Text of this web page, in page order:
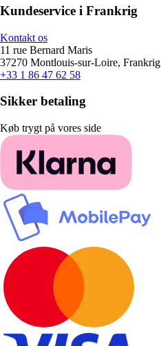
Kundeservice i Frankrig
Kontakt os
11 rue Bernard Maris
37270 Montlouis-sur-Loire, Frankrig
+33 1 86 47 62 58
Sikker betaling
Køb trygt på vores side